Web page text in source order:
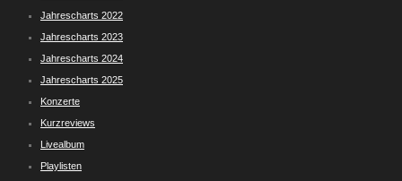
Jahrescharts 2022
Jahrescharts 2023
Jahrescharts 2024
Jahrescharts 2025
Konzerte
Kurzreviews
Livealbum
Playlisten